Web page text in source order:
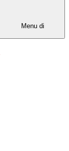
Menu di